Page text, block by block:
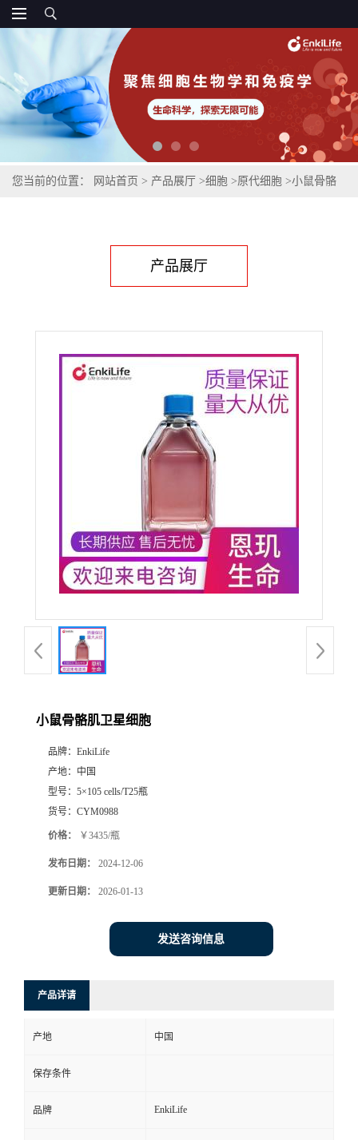
您当前的位置： 网站首页 > 产品展厅 >细胞 >原代细胞 >小鼠骨骼
产品展厅
小鼠骨骼肌卫星细胞
品牌： EnkiLife
产地： 中国
型号： 5×105 cells/T25瓶
货号： CYM0988
价格： ￥3435/瓶
发布日期： 2024-12-06
更新日期： 2026-01-13
发送咨询信息
产品详请
产地 中国
保存条件
品牌 EnkiLife